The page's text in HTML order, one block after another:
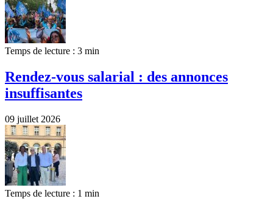
Temps de lecture : 3 min
Rendez-vous salarial : des annonces
insuffisantes
09 juillet 2026
Temps de lecture : 1 min